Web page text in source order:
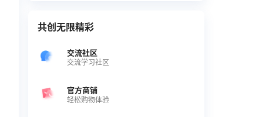
共创无限精彩
交流社区
交流学习社区
官方商铺
轻松购物体验